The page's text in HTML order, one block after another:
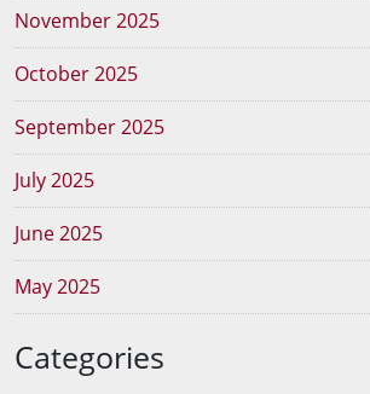
November 2025
October 2025
September 2025
July 2025
June 2025
May 2025
Categories